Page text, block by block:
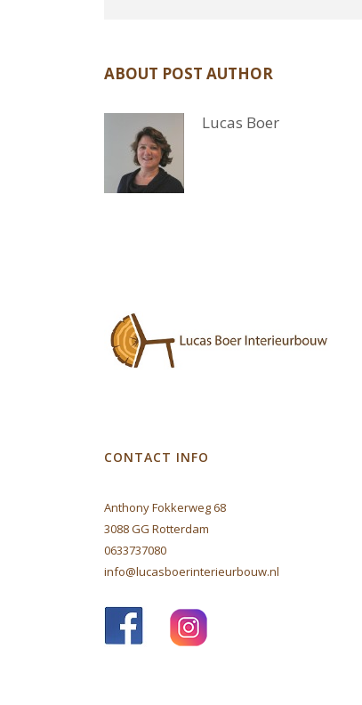
ABOUT POST AUTHOR
Lucas Boer
CONTACT INFO
Anthony Fokkerweg 68
3088 GG Rotterdam
0633737080
info@lucasboerinterieurbouw.nl